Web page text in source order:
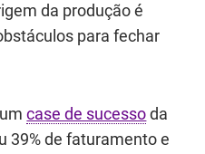
da produção é
para fechar
umcase de sucessoda
39% de faturamento e